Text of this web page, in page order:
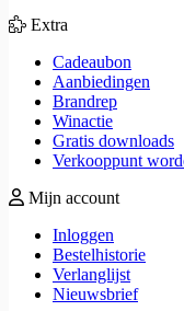
Extra
Cadeaubon
Aanbiedingen
Brandrep
Winactie
Gratis downloads
Verkooppunt
Mijn account
Inloggen
Bestelhistorie
Verlanglijst
Nieuwsbrief